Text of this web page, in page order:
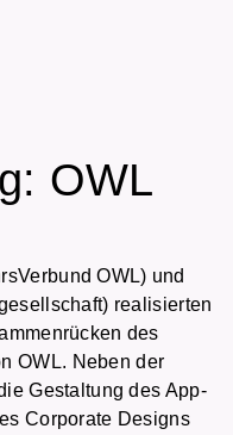
OWL
OWL) und
realisierten
des
OWL. Neben der
Gestaltung des App-
Corporate Designs